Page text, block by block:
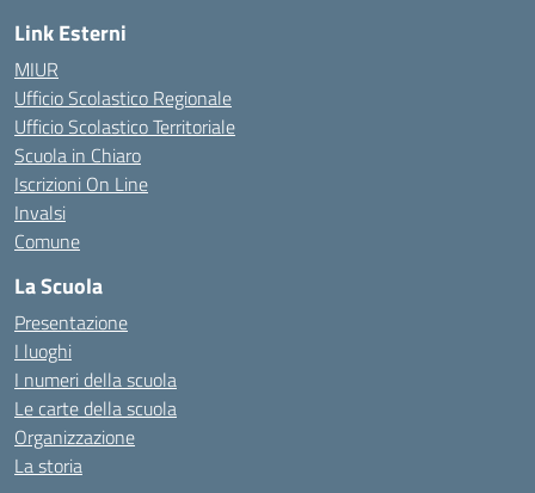
Link Esterni
MIUR
Ufficio Scolastico Regionale
Ufficio Scolastico Territoriale
Scuola in Chiaro
Iscrizioni On Line
Invalsi
Comune
La Scuola
Presentazione
I luoghi
I numeri della scuola
Le carte della scuola
Organizzazione
La storia